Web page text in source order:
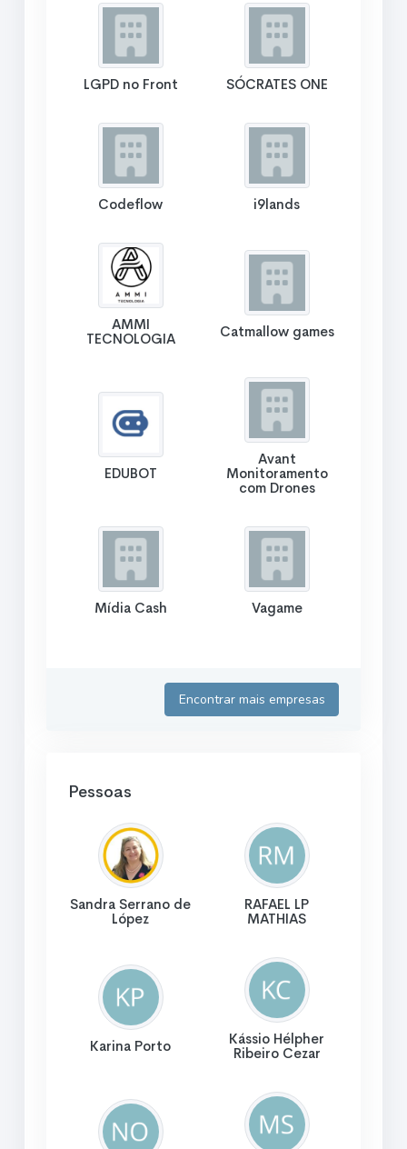
LGPD no Front SÓCRATES ONE
Codeflow i9lands
AMMI
TECNOLOGIA
Catmallow games
EDUBOT
Avant
Monitoramento
com Drones
Mídia Cash Vagame
Encontrar mais empresas
Pessoas
Sandra Serrano de
López
RAFAEL LP
MATHIAS
Karina Porto
Kássio Hélpher
Ribeiro Cezar